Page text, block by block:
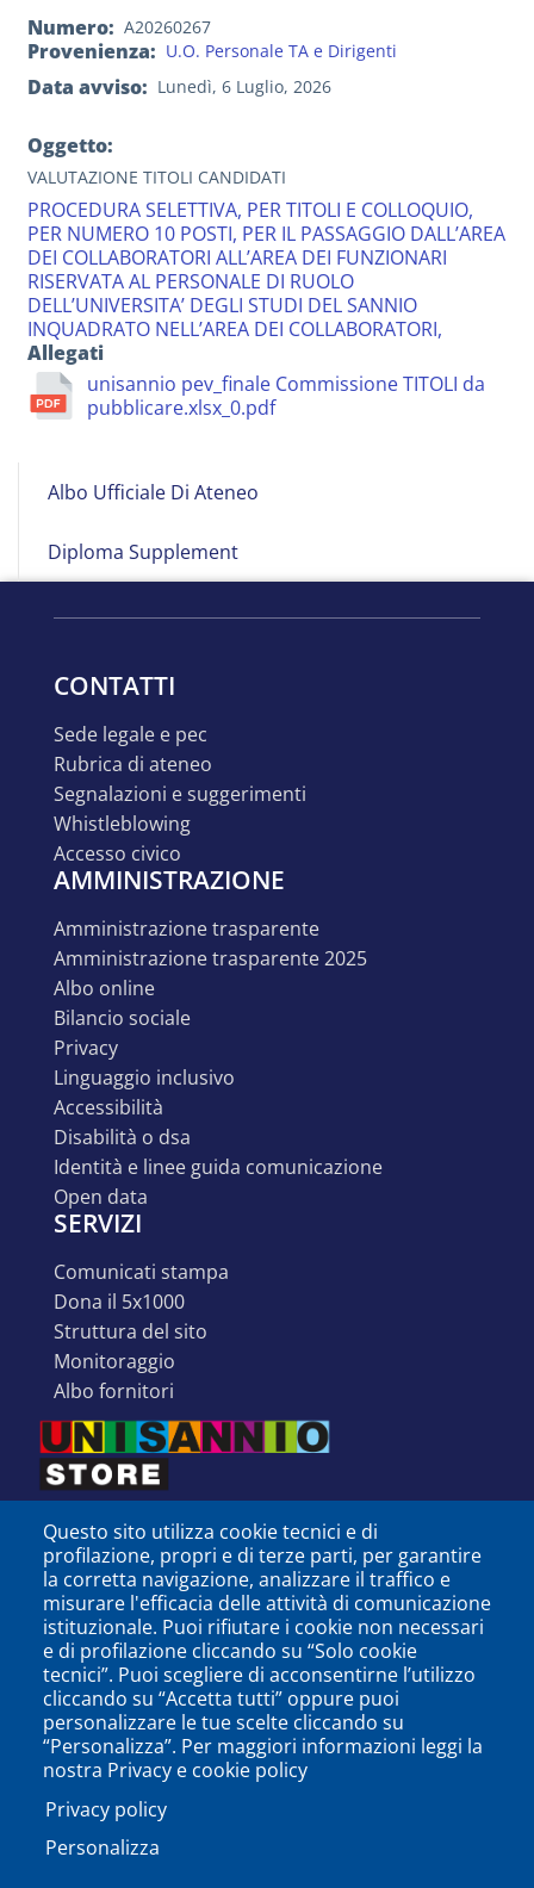
Albo
Albo Ufficiale Di Ateneo
Diploma Supplement
Numero A20260267
Provenienza U.O. Personale TA e Dirigenti
Data avviso Lunedì, 6 Luglio, 2026
Oggetto:
VALUTAZIONE TITOLI CANDIDATI
PROCEDURA SELETTIVA, PER TITOLI E COLLOQUIO,
PER NUMERO 10 POSTI, PER IL PASSAGGIO DALL’AREA
DEI COLLABORATORI ALL’AREA DEI FUNZIONARI
RISERVATA AL PERSONALE DI RUOLO
DELL’UNIVERSITA’ DEGLI STUDI DEL SANNIO
INQUADRATO NELL’AREA DEI COLLABORATORI,
Allegati
unisannio pev_finale Commissione TITOLI da
pubblicare.xlsx_0.pdf
CONTATTI
sede legale e pec
rubrica di ateneo
segnalazioni e suggerimenti
whistleblowing
accesso civico
AMMINISTRAZIONE
amministrazione trasparente
amministrazione trasparente 2025
albo online
bilancio sociale
privacy
linguaggio inclusivo
accessibilità
disabilità o dsa
identità e linee guida comunicazione
open data
SERVIZI
comunicati stampa
dona il 5x1000
struttura del sito
monitoraggio
albo fornitori
SEGUICI SU
PODCAST
Questo sito utilizza cookie tecnici e di
profilazione, propri e di terze parti, per garantire
la corretta navigazione, analizzare il traffico e
misurare l'efficacia delle attività di comunicazione
istituzionale. Puoi rifiutare i cookie non necessari
e di profilazione cliccando su “Solo cookie
tecnici”. Puoi scegliere di acconsentirne l’utilizzo
cliccando su “Accetta tutti” oppure puoi
personalizzare le tue scelte cliccando su
“Personalizza”. Per maggiori informazioni leggi la
nostra Privacy e cookie policy
Privacy policy
Personalizza